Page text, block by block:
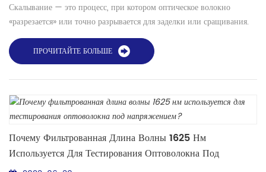
Скалывание — это процесс, при котором оптическое волокно
«разрезается» или точно разрывается для заделки или сращивания.
Так же, как и при резке стеклянной пластины, волокно разрезается
путем надреза или царапания поверхности и приложения
напряжения, поэтому стекло плавно ломается по линиям
напряжения, созданным царапиной. Если все сделано правильно,
волокно будет раскалываться с чистой поверхност...
ПРОЧИТАЙТЕ БОЛЬШЕ
Почему Фильтрованная Длина Волны 1625 Нм
Используется Для Тестирования Оптоволокна Под